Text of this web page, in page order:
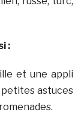
:
et une appli
astuces